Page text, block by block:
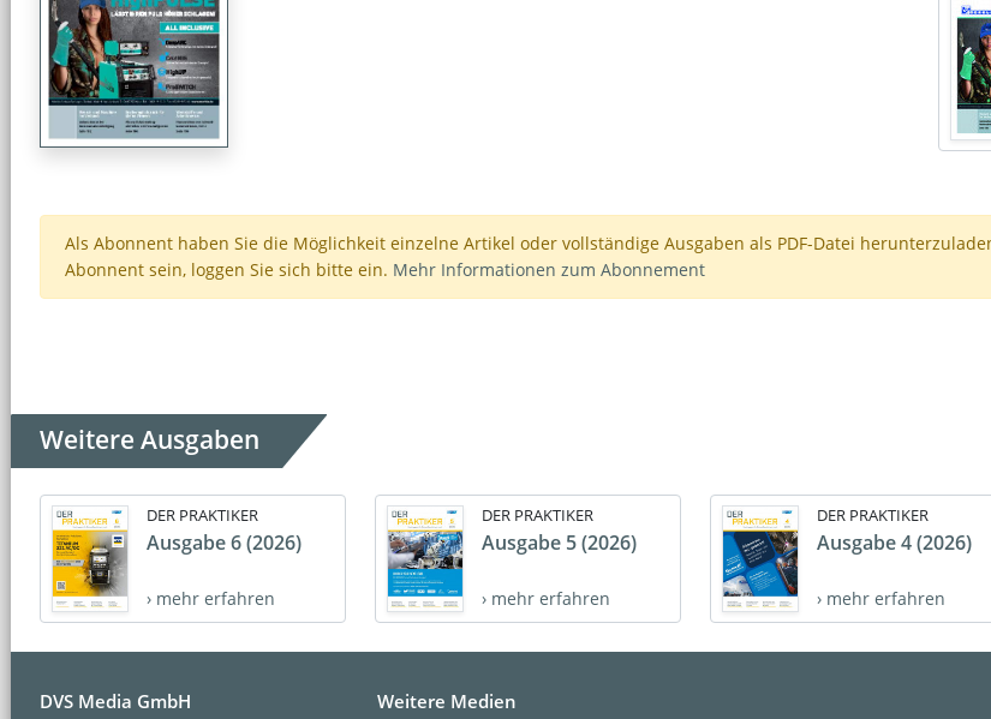
Als Abonnent haben Sie die Möglichkeit einzelne Artikel oder vollständige Ausgaben als PDF-Datei
Abonnent sein, loggen Sie sich bitte ein. Mehr Informationen zum Abonnement
Weitere Ausgaben
DER PRAKTIKER
Ausgabe 6 (2026)
› mehr erfahren
DER PRAKTIKER
Ausgabe 5 (2026)
› mehr erfahren
DER PRAKTIKER
Ausgabe 4 (2026)
› mehr erfahren
DVS Media GmbH Weitere Medien